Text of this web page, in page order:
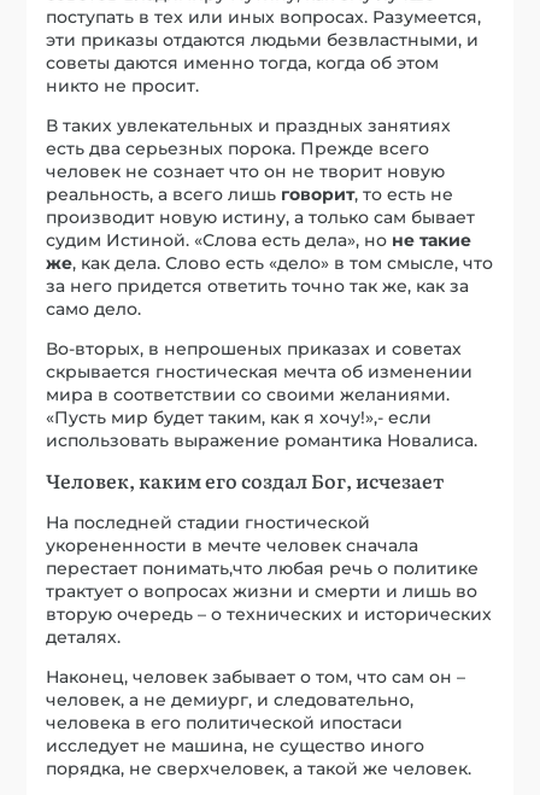
поступать в тех или иных вопросах. Разумеется,
эти приказы отдаются людьми безвластными, и
советы даются именно тогда, когда об этом
никто не просит.
В таких увлекательных и праздных занятиях
есть два серьезных порока. Прежде всего
человек не сознает что он не творит новую
реальность, а всего лишь говорит, то есть не
производит новую истину, а только сам бывает
судим Истиной. «Слова есть дела», но не такие
же, как дела. Слово есть «дело» в том смысле, что
за него придется ответить точно так же, как за
само дело.
Во-вторых, в непрошеных приказах и советах
скрывается гностическая мечта об изменении
мира в соответствии со своими желаниями.
«Пусть мир будет таким, как я хочу!»,- если
использовать выражение романтика Новалиса.
Человек, каким его создал Бог, исчезает
На последней стадии гностической
укорененности в мечте человек сначала
перестает понимать,что любая речь о политике
трактует о вопросах жизни и смерти и лишь во
вторую очередь – о технических и исторических
деталях.
Наконец, человек забывает о том, что сам он –
человек, а не демиург, и следовательно,
человека в его политической ипостаси
исследует не машина, не существо иного
порядка, не сверхчеловек, а такой же человек.